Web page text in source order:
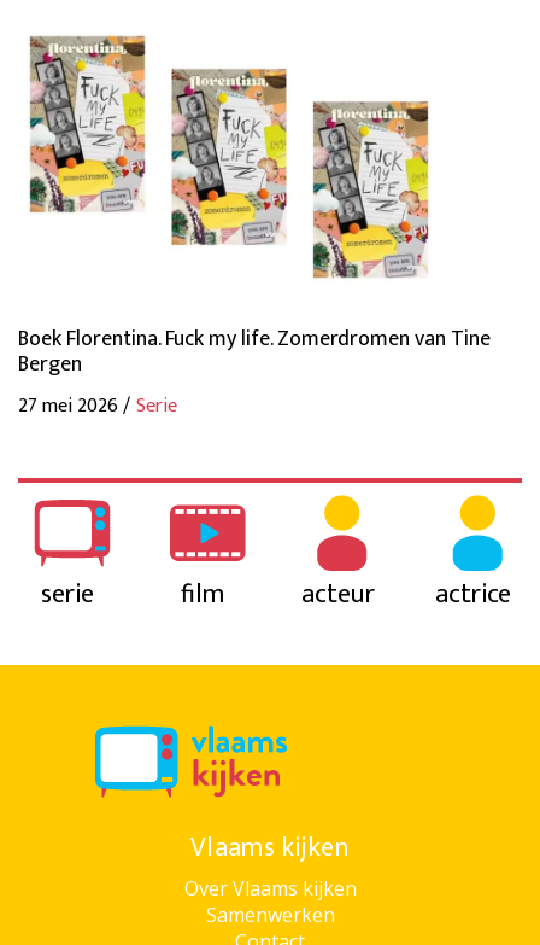
Boek Florentina. Fuck my life. Zomerdromen van Tine
Bergen
27 mei 2026 /Serie
serie film acteur actrice
Vlaams kijken
Over Vlaams kijken
Samenwerken